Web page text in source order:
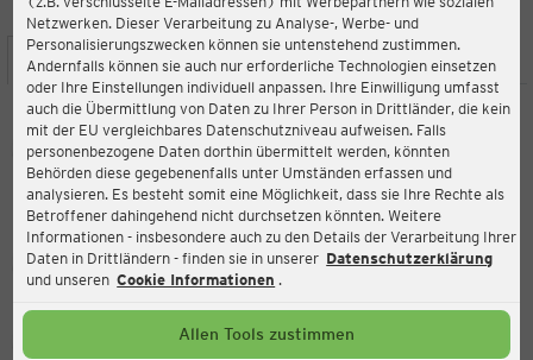
Netzwerken. Dieser Verarbeitung zu Analyse-, Werbe- und
Personalisierungszwecken können sie untenstehend zustimmen.
Andernfalls können sie auch nur erforderliche Technologien einsetzen
oder Ihre Einstellungen individuell anpassen. Ihre Einwilligung umfasst
auch die Übermittlung von Daten zu Ihrer Person in Drittländer, die kein
mit der EU vergleichbares Datenschutzniveau aufweisen. Falls
personenbezogene Daten dorthin übermittelt werden, könnten
Behörden diese gegebenenfalls unter Umständen erfassen und
analysieren. Es besteht somit eine Möglichkeit, dass sie Ihre Rechte als
Betroffener dahingehend nicht durchsetzen könnten. Weitere
Informationen - insbesondere auch zu den Details der Verarbeitung Ihrer
Daten in Drittländern - finden sie in unserer Datenschutzerklärung
und unseren Cookie Informationen .
Allen Tools zustimmen
Bewertung:
STANDORT SERVICES SORTIMENT AKTIONEN
Ernsting's family
Brückenstraße 2, 09661 Hainichen
Aktuell:
Geschlossen
Service Hotline